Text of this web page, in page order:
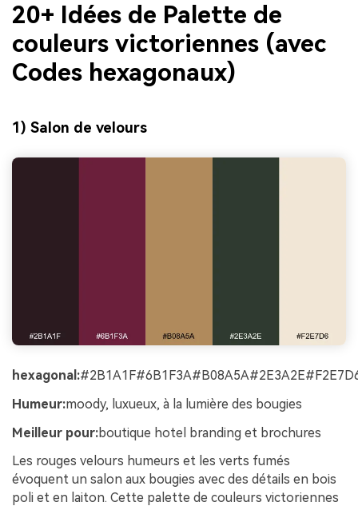
20+ Idées de Palette de
couleurs victoriennes (avec
Codes hexagonaux)
1) Salon de velours
hexagonal:
Humeur:moody, luxueux, à la lumière des bougies
Meilleur pour:boutique hotel branding et brochures
Les rouges velours humeurs et les verts fumés
évoquent un salon aux bougies avec des détails en bois
poli et en laiton. Cette palette de couleurs victoriennes